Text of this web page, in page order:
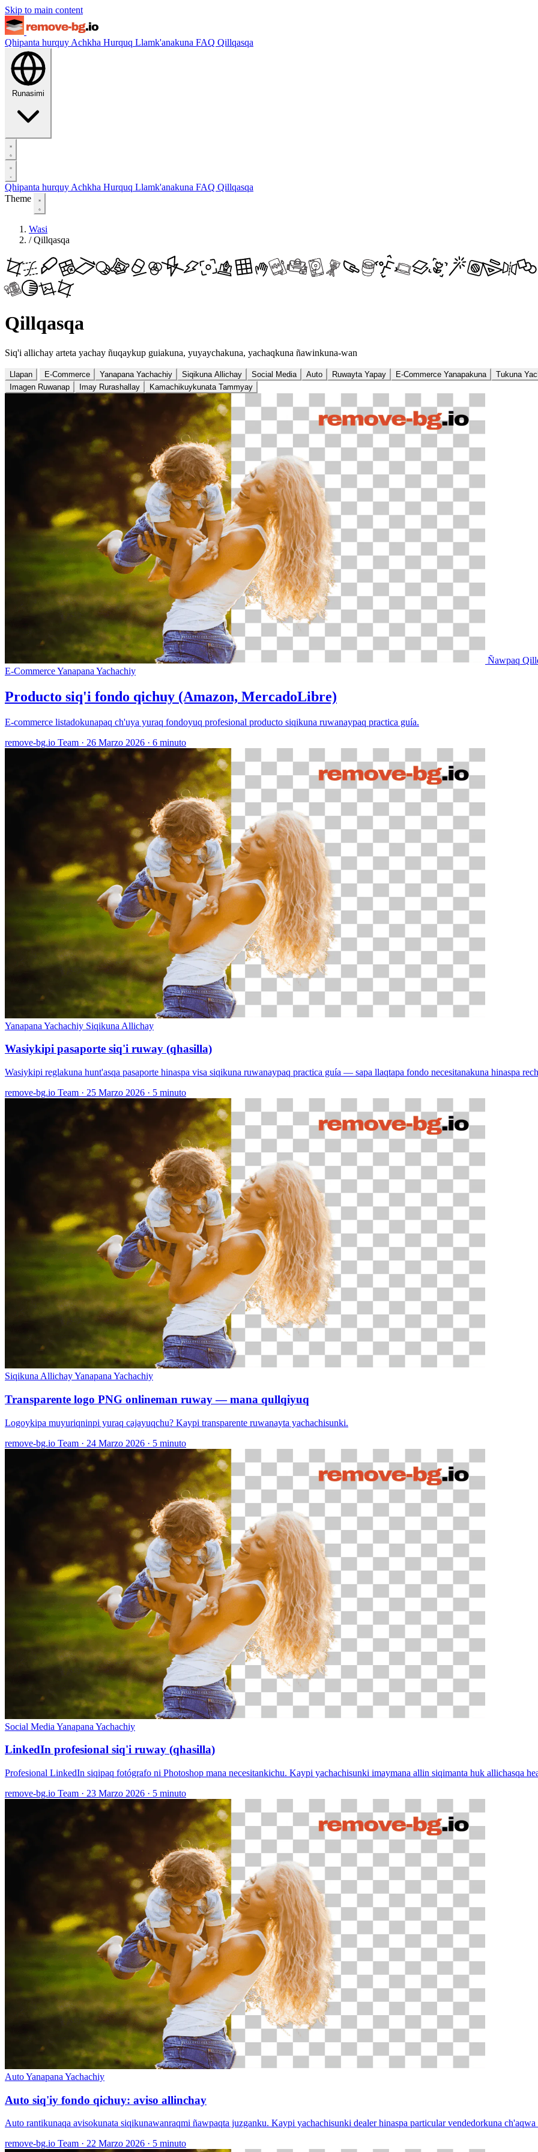
Skip to main content
Qhipanta hurquy Achkha Hurquq Llamk'anakuna FAQ Qillqasqa
Runasimi
Qhipanta hurquy Achkha Hurquq Llamk'anakuna FAQ Qillqasqa
Theme
Wasi
/ Qillqasqa
Qillqasqa
Siq'i allichay arteta yachay ñuqaykup guiakuna, yuyaychakuna, yachaqkuna ñawinkuna-wan
Llapan E-Commerce Yanapana Yachachiy Siqikuna Allichay Social Media Auto Ruwayta Yapay E-Commerce Yanapakuna
Tukuna
Imagen Ruwanap
Imay Rurashallay Kamachikuykunata Tammyay
Ñawpaq
E-CommerceYanapana Yachachiy
Producto siq'i fondo qichuy (Amazon, MercadoLibre)
E-commerce listadokunapaq ch'uya yuraq fondoyuq profesional producto siqikuna ruwanaypaq practica guía.
remove-bg.io Team · 26 Marzo 2026 · 6 minuto
Yanapana Yachachiy Siqikuna Allichay
Wasiykipi pasaporte siq'i ruway (qhasilla)
Wasiykipi reglakuna hunt'asqa pasaporte hinaspa visa siqikuna ruwanaypaq practica guía — sapa llaqtapa fondo necesitanakuna hinaspa
remove-bg.io Team · 25 Marzo 2026 · 5 minuto
Siqikuna AllichayYanapana Yachachiy
Transparente logo PNG onlineman ruway — mana qullqiyuq
Logoykipa muyuriqninpi yuraq cajayuqchu? Kaypi transparente ruwanayta yachachisunki.
remove-bg.io Team · 24 Marzo 2026 · 5 minuto
Social Media Yanapana Yachachiy
LinkedIn profesional siq'i ruway (qhasilla)
Profesional LinkedIn siqipaq fotógrafo ni Photoshop mana necesitankichu. Kaypi yachachisunki imaymana allin siqimanta huk allichasqa
remove-bg.io Team · 23 Marzo 2026 · 5 minuto
AutoYanapana Yachachiy
Auto siq'iy fondo qichuy: aviso allinchay
Auto rantikunaqa avisokunata siqikunawanraqmi ñawpaqta juzganku. Kaypi yachachisunki dealer hinaspa particular vendedorkuna
remove-bg.io Team · 22 Marzo 2026 · 5 minuto